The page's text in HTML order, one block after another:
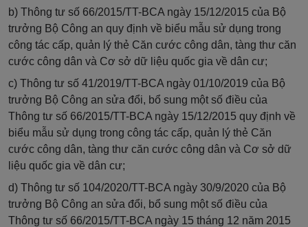
b) Thông tư số 66/2015/TT-BCA ngày 15/12/2015 của Bộ
trưởng Bộ Công an quy định về biểu mẫu sử dụng trong
công tác cấp, quản lý thẻ Căn cước công dân, tàng thư căn
cước công dân và Cơ sở dữ liệu quốc gia về dân cư;
c) Thông tư số 41/2019/TT-BCA ngày 01/10/2019 của Bộ
trưởng Bộ Công an sửa đổi, bổ sung một số điều của
Thông tư số 66/2015/TT-BCA ngày 15/12/2015 quy định về
biểu mẫu sử dụng trong công tác cấp, quản lý thẻ Căn
cước công dân, tàng thư căn cước công dân và Cơ sở dữ
liệu quốc gia về dân cư;
d) Thông tư số 104/2020/TT-BCA ngày 30/9/2020 của Bộ
trưởng Bộ Công an sửa đổi, bổ sung một số điều của
Thông tư số 66/2015/TT-BCA ngày 15 tháng 12 năm 2015